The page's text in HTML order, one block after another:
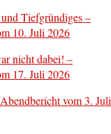
Tiefgründiges –
10. Juli 2026
nicht dabei! –
17. Juli 2026
vom 3. Juli